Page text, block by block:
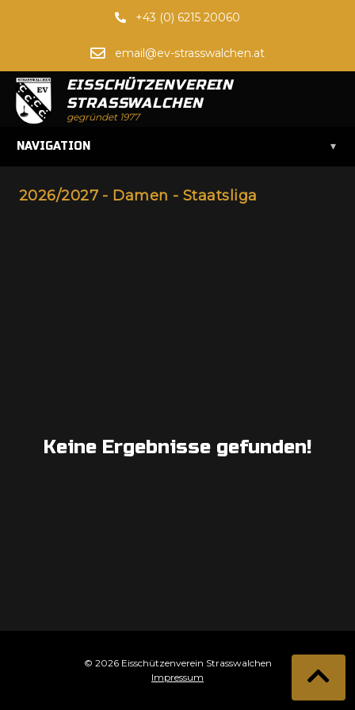
+43 (0) 6215 20060
email@ev-strasswalchen.at
EISSCHÜTZENVEREIN
STRASSWALCHEN
gegründet 1977
NAVIGATION ▾
2026/2027 - Damen - Staatsliga
Keine Ergebnisse gefunden!
© 2026 Eisschützenverein Strasswalchen
Impressum